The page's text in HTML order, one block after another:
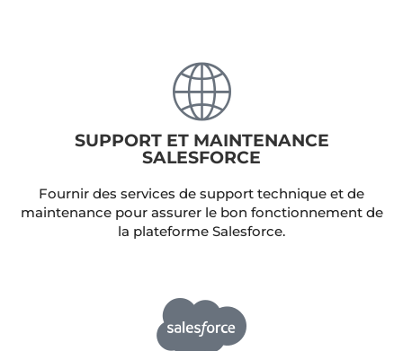
SUPPORT ET MAINTENANCE
SALESFORCE
Fournir des services de support technique et de
maintenance pour assurer le bon fonctionnement de
la plateforme Salesforce.
FLUX DE TRAVAIL DE TEST